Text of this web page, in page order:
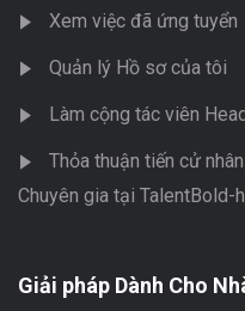
Xem việc đã ứng tuyển
Quản lý Hồ sơ của tôi
Làm cộng tác viên
Thỏa thuận tiến cử
Chuyên gia tại TalentBold-
Giải pháp Dành Cho